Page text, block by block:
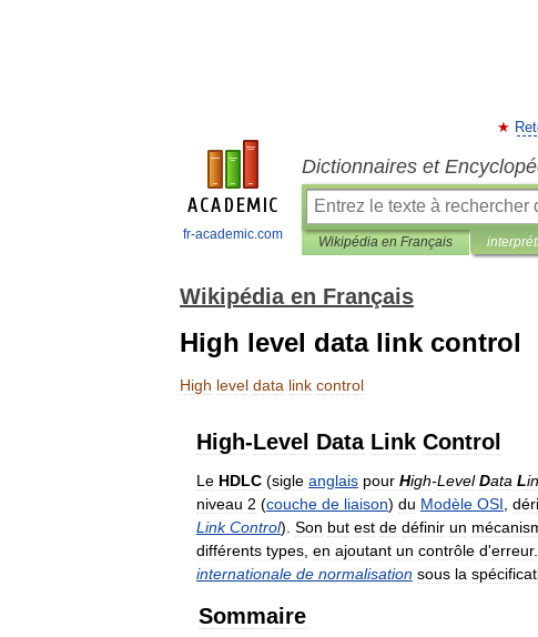
fr-academic.com
Dictionnaires et
Wikipédia en Français
Wikipédia en Français
High level data link control
High level data link control
High-Level Data Link Control
Le HDLC (sigle anglais pour High-Level Data L
niveau 2 (couche de liaison) du Modèle OSI
Link Control). Son but est de définir un
différents types en ajoutant un contrôle d'erreur.
internationale de normalisation sous la
Sommaire